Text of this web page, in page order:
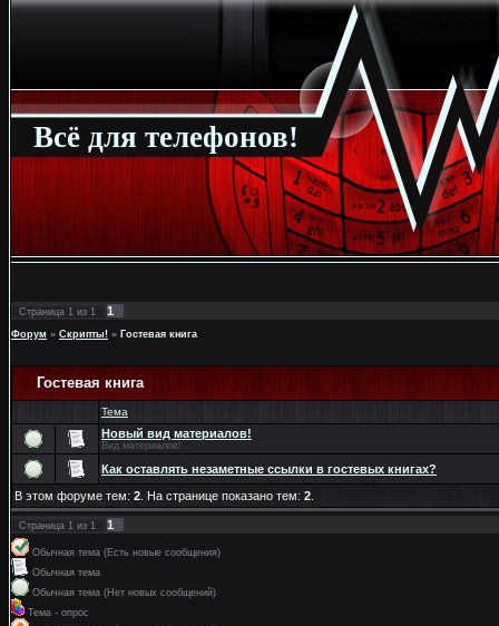
Всё для телефонов!
Страница 1 из 1 1
Форум » Скрипты! » Гостевая книга
Гостевая книга
Тема
Новый вид материалов!
Вид материалов!
Как оставлять незаметные ссылки в гостевых книгах?
В этом форуме тем: 2 . На странице показано тем: 2
Страница 1 из 1 1
Обычная тема (Есть новые сообщения)
Обычная тема
Обычная тема (Нет новых сообщений)
Тема - опрос